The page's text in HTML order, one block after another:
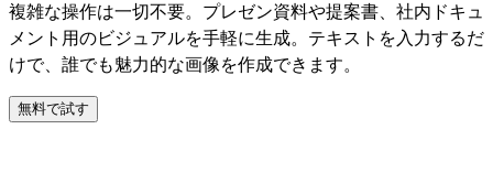
複雑な操作は一切不要。プレゼン資料や提案書、社内ドキュ
メント用のビジュアルを手軽に生成。テキストを入力するだ
けで、誰でも魅力的な画像を作成できます。
無料で試す